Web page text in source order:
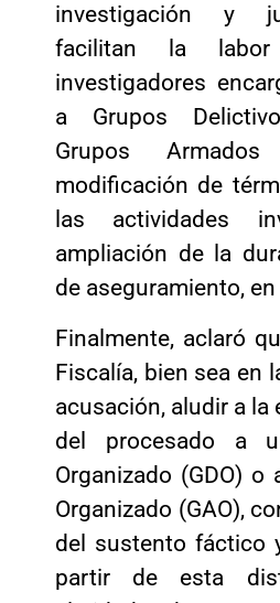
investigación y
facilitan la
investigadores
a Grupos
Grupos
modificación de
las actividades
ampliación de la
de aseguramiento,
Finalmente, aclaró
Fiscalía, bien sea en
acusación, aludir a
del procesado a
Organizado (GDO)
Organizado (GAO),
del sustento fáctico
partir de esta